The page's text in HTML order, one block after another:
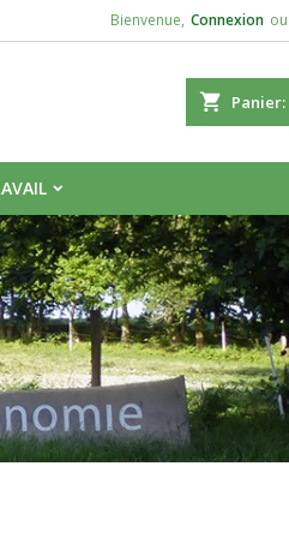
Bienvenue, Connexion ou
Panier